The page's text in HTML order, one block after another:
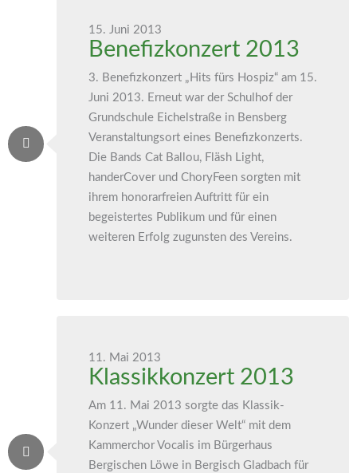
15. Juni 2013
Benefizkonzert 2013
3. Benefizkonzert „Hits fürs Hospiz“ am 15.
Juni 2013. Erneut war der Schulhof der
Grundschule Eichelstraße in Bensberg
Veranstaltungsort eines Benefizkonzerts.
Die Bands Cat Ballou, Fläsh Light,
handerCover und ChoryFeen sorgten mit
ihrem honorarfreien Auftritt für ein
begeistertes Publikum und für einen
weiteren Erfolg zugunsten des Vereins.
11. Mai 2013
Klassikkonzert 2013
Am 11. Mai 2013 sorgte das Klassik-
Konzert „Wunder dieser Welt“ mit dem
Kammerchor Vocalis im Bürgerhaus
Bergischen Löwe in Bergisch Gladbach für